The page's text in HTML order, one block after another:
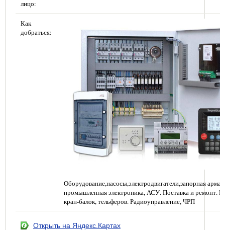
лицо:
Как
добраться:
Оборудование,насосы,электродвигатели,запорная
промышленная электроника, АСУ. Поставка и ремонт.
кран-балок, тельферов. Радиоуправление, ЧРП
Открыть на Яндекс.Картах